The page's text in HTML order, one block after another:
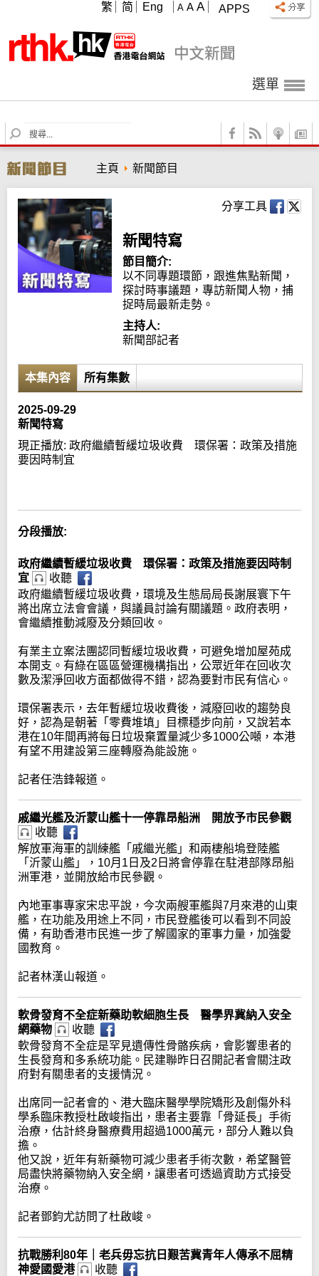
APPS
A A A
繁 简 Eng
選單
S
e
r
c
h
主頁 新聞節目
分享工具
新聞特寫
節目簡介:
以不同專題環節，跟進焦點新聞，
探討時事議題，專訪新聞人物，捕
捉時局最新走勢。
主持人:
新聞部記者
本集內容 所有集數
2025-09-29
新聞特寫
現正播放: 政府繼續暫緩垃圾收費 環保署：政策及措施
要因時制宜
分段播放:
政府繼續暫緩垃圾收費 環保署：政策及措施要因時制
宜
收聽
政府繼續暫緩垃圾收費，環境及生態局局長謝展寰下午
將出席立法會會議，與議員討論有關議題。政府表明，
會繼續推動減廢及分類回收。
有業主立案法團認同暫緩垃圾收費，可避免增加屋苑成
本開支。有綠在區區營運機構指出，公眾近年在回收次
數及潔淨回收方面都做得不錯，認為要對市民有信心。
環保署表示，去年暫緩垃圾收費後，減廢回收的趨勢良
好，認為是朝著「零費堆填」目標穩步向前，又說若本
港在10年間再將每日垃圾棄置量減少多1000公噸，本港
有望不用建設第三座轉廢為能設施。
記者任浩鋒報道。
戚繼光艦及沂蒙山艦十一停靠昂船洲 開放予市民參觀
收聽
解放軍海軍的訓練艦「戚繼光艦」和兩棲船塢登陸艦
「沂蒙山艦」，10月1日及2日將會停靠在駐港部隊昂船
洲軍港，並開放給市民參觀。
內地軍事專家宋忠平說，今次兩艘軍艦與7月來港的山東
艦，在功能及用途上不同，市民登艦後可以看到不同設
備，有助香港市民進一步了解國家的軍事力量，加強愛
國教育。
記者林漢山報道。
軟骨發育不全症新藥助軟細胞生長 醫學界冀納入安全
網藥物
收聽
軟骨發育不全症是罕見遺傳性骨骼疾病，會影響患者的
生長發育和多系統功能。民建聯昨日召開記者會關注政
府對有關患者的支援情況。
出席同一記者會的、港大臨床醫學學院矯形及創傷外科
學系臨床教授杜啟峻指出，患者主要靠「骨延長」手術
治療，估計終身醫療費用超過1000萬元，部分人難以負
擔。
他又說，近年有新藥物可減少患者手術次數，希望醫管
局盡快將藥物納入安全網，讓患者可透過資助方式接受
治療。
記者鄧鈞尤訪問了杜啟峻。
抗戰勝利80年｜老兵毋忘抗日艱苦冀青年人傳承不屈精
神愛國愛港
收聽